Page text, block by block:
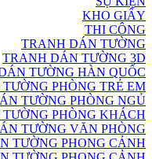
KHO GIẤY
THI CÔNG
TRANH DÁN TƯỜNG
TRANH DÁN TƯỜNG 3D
TƯỜNG HÀN QUỐC
PHÒNG TRẺ EM
TƯỜNG PHÒNG NGỦ
PHÒNG KHÁCH
TƯỜNG VĂN PHÒNG
TƯỜNG PHONG CẢNH